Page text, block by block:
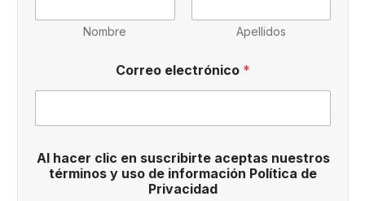
Nombre Apellidos
Correo electrónico *
u
e
s
Al hacer clic en suscribirte aceptas nuestros
términos y uso de información Política de
Privacidad